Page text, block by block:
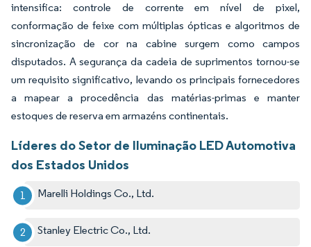
intensifica: controle de corrente em nível de pixel,
conformação de feixe com múltiplas ópticas e algoritmos de
sincronização de cor na cabine surgem como campos
disputados. A segurança da cadeia de suprimentos tornou-se
um requisito significativo, levando os principais fornecedores
a mapear a procedência das matérias-primas e manter
estoques de reserva em armazéns continentais.
Líderes do Setor de Iluminação LED Automotiva
dos Estados Unidos
Marelli Holdings Co., Ltd.
Stanley Electric Co., Ltd.